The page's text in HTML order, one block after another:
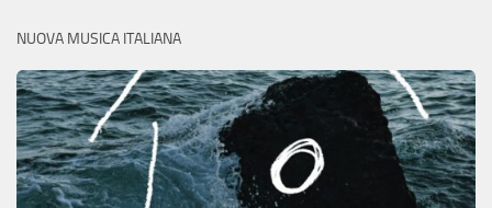
NUOVA MUSICA ITALIANA